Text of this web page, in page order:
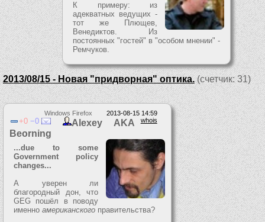
К примеру: из
адекватных ведущих -
тот же Плющев,
Венедиктов. Из
постоянных "гостей" в "особом мнении" -
Ремчуков.
2013/08/15 - Новая "придворная" оптика.(счетчик: 31)
2013-08-15 14:59
Windows Firefox
whois
0 0
Alexey AKA
Beorning
...due to some
Government policy
changes...
А уверен ли
благородный дон, что
GEG пошёл в поводу
именно американскогоправительства?